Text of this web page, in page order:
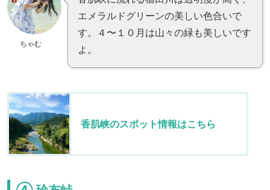
ちゃむ
エメラルドグリーンの美しい色合いで
す。４〜１０月は山々の緑も美しいです
よ。
香肌峡のスポット情報はこちら